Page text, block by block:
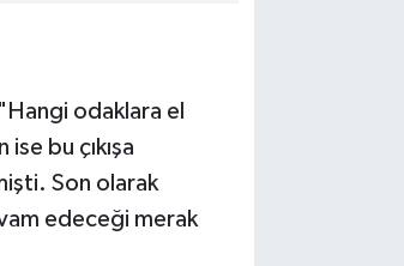
odaklara el
bu çıkışa
Son olarak
edeceği merak